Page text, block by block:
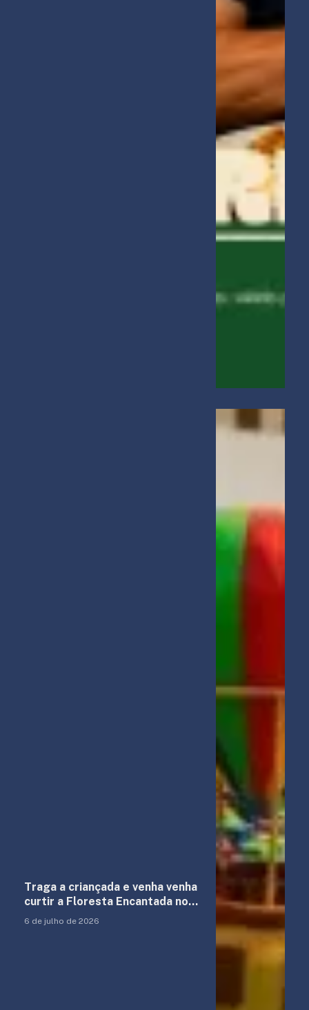
Traga a criançada e venha venha
curtir a Floresta Encantada no
Shopping Anália Franco
6 de julho de 2026